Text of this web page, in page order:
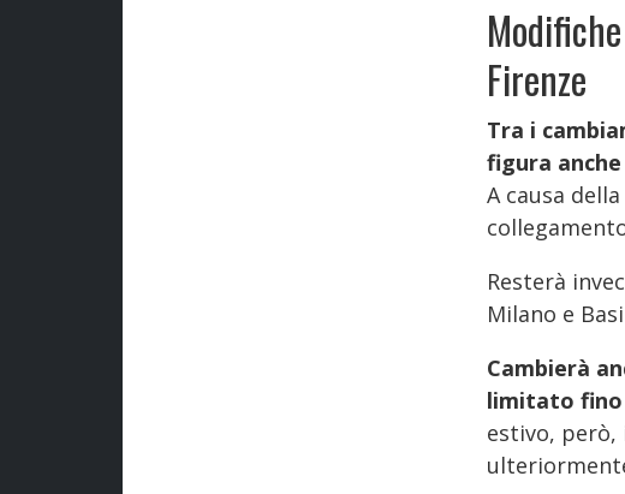
Firenze
Tra i
figura
A causa
Resterà
Milano e
Cambierà
limitato fino
estivo, però,